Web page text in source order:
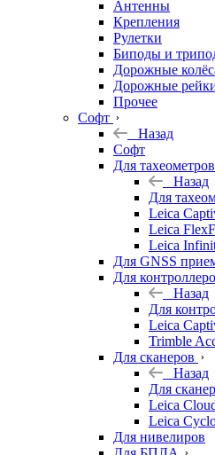
Антенны
Крепления
Рулетки
Биподы и
Дорожные
Дорожные
Прочее
Софт
Назад
Софт
Для тахеометров
Назад
Для
Leica
Leica
Leica
Для GNSS
Для
Назад
Для
Leica
Trimble
Для сканеров
Назад
Для
Leica
Leica
Для нивелиров